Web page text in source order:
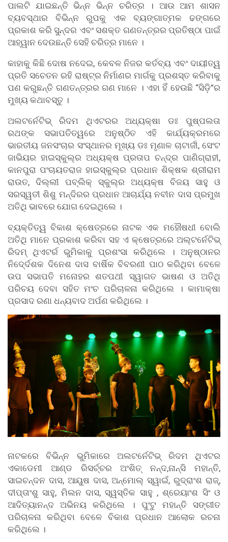
ପାଲଟି ଯାଇଛନ୍ତି ଭିନ୍ନ ଭିନ୍ନ ଚରିତ୍ର । ଆଉ ଆମ ଶାସନ
ବ୍ୟବସ୍ଥାର ବିଭିନ୍ନ ରୁପକୁ ଏକ ବ୍ୟଙ୍ଗାତ୍ମକ ଢଙ୍ଗରେ
ପ୍ରକାଶ କରି ସୁନ୍ଦର ଏବଂ ସଶକ୍ତ ଗଣତନ୍ତ୍ରର ପ୍ରତିଷ୍ଠା ପାଇଁ
ଆହ୍ୱାନ ଦେଉଛନ୍ତି ସେହି ଚରିତ୍ର ମାନେ ।
କାହାକୁ କିଛି ଦୋଷ ନଦେଇ, କେବଳ ନିଜର କର୍ତବ୍ୟ ଏବଂ ଦାୟୀତ୍ୱ
ପ୍ରତି ସଚେତନ ରହି ରାଷ୍ଟ୍ର ନିର୍ମାଣର ମାର୍ଗକୁ ପ୍ରଶସ୍ତ କରିବାକୁ
ପଣ କରୁଛନ୍ତି ଗଣତନ୍ତ୍ରର ଗଣ ମାନେ । ଏହା ହିଁ ହେଉଛି “ସିଡ଼ି”ର
ମୁଖ୍ୟ କଥାବସ୍ତୁ ।
ଅଲଟର୍ନେଟିଭ୍ ରିଦମ ଥିଏଟରର ଅଧ୍ୟକ୍ଷା ଡଃ ପୁଷ୍ପଲତା
ରଥଙ୍କ ସଭାପତିତ୍ୱରେ ଅନୁଷ୍ଠିତ ଏହି କାର୍ଯ୍ୟକ୍ରମରେ
ଭାରତୀୟ ଜନସଂଚାର ସଂସ୍ଥାନର ମୂଖ୍ୟ ଡଃ ମୃଣାଳ ଚାଟାର୍ଜୀ, ସେଂଟ
ଜାଭିୟର ହାଇସ୍କୁଲ୍ର ଅଧ୍ୟକ୍ଷ ପ୍ରତାପ ଚନ୍ଦ୍ର ପାଣିଗ୍ରାହୀ,
କାନପୁରା ପଂଚାୟତରାଜ ହାଇସ୍କୁଲ୍ର ପ୍ରଧାନ ଶିକ୍ଷକ ଶ୍ରୀରାମ
ରାଉତ, ଦିଲ୍ଲୀ ପବ୍ଲିକ୍ ସ୍କୁଲ୍ର ଅଧ୍ୟକ୍ଷ ବିଜୟ ସାହୁ ଓ
ସରସ୍ୱତୀ ଶିଶୁ ମନ୍ଦିରର ପ୍ରଧାନ ଆଚାର୍ଯ୍ୟ ନବୀନ ଦାସ ପ୍ରମୁଖ
ଅତିଥି ଭାବରେ ଯୋଗ ଦେଇଥିଲେ ।
ବ୍ୟକ୍ତିତ୍ୱ ବିକାଶ କ୍ଷେତ୍ରରେ ନାଟକ ଏକ ମହୌଷଧୀ ବୋଲି
ଅତିଥି ମାନେ ପ୍ରକାଶ କରିବା ସହ ଏ କ୍ଷେତ୍ରରେ ଅଲ୍ଟର୍ନେଟିଭ୍
ରିଦମ୍ ଥିଏଟର୍ର ଭୁମିକାକୁ ପ୍ରଶଂସା କରିଥିଲେ । ଅନୁଷ୍ଠାନର
ନିଦେ୍ର୍ଦଶକ ଦିନେଶ ଦାସ ବାର୍ଷିକ ବିବରଣୀ ପାଠ କରିଥିବା ବେଳେ
ଉପ ସଭାପତି ମନୋହର ଶତପଥୀ ସ୍ୱାଗତ ଭାଷଣ ଓ ଅତିଥି
ପରିଚୟ ଦେବା ସହିତ ମଂଚ ପରିଚାଳନା କରିଥିଲେ । କାମାକ୍ଷା
ପ୍ରସାଦ ରଣା ଧନ୍ୟବାଦ ଅର୍ପଣ କରିଥିଲେ ।
ନାଟକରେ ବିଭିନ୍ନ ଭୁମିକାରେ ଅଲଟର୍ନେଟିଭ୍ ରିଦମ ଥିଏଟର
ଏକାଡେମୀ ଆଣ୍ଡ ରିସର୍ଚ୍ଚର ଅଂଶିତ୍ ନନ୍ଦ,ନାନ୍ସି ମହାନ୍ତି,
ସାଇଚନ୍ଦନ ଦାସ, ଆୟୁଷ ଦାସ, ଅନ୍ମୋଲ୍ ସ୍ୱାଇଁ, ରୁଦ୍ରାଂଶ ରାଜ୍,
ଦୀପ୍ତାଂଶୁ ସାହୁ, ମିଲନ ଦାସ, ସ୍ୱସ୍ତିକ ସାହୁ , ଶ୍ରେୟାଂଶ ସିଂ ଓ
ଆଦିତ୍ୟାନନ୍ଦ ଅଭିନୟ କରିଥିଲେ । ପୁଂଟୁ ମହାନ୍ତି ସଙ୍ଗୀତ
ପରିଚାଳନା କରିଥିବା ବେଳେ ବିକାଶ ପ୍ରଧାନ ଆଲୋକ ରଚନା
କରିଥିଲେ ।